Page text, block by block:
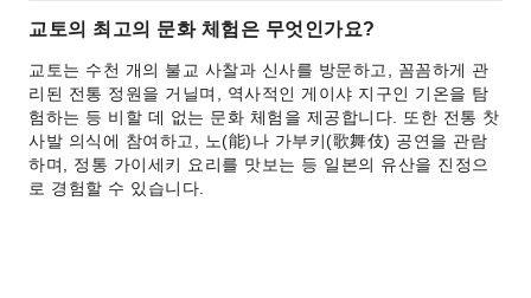
교토의 최고의 문화 체험은 무엇인가요?
교토는 수천 개의 불교 사찰과 신사를 방문하고, 꼼꼼하게 관
리된 전통 정원을 거닐며, 역사적인 게이샤 지구인 기온을 탐
험하는 등 비할 데 없는 문화 체험을 제공합니다. 또한 전통 찻
사발 의식에 참여하고, 노(能)나 가부키(歌舞伎) 공연을 관람
하며, 정통 가이세키 요리를 맛보는 등 일본의 유산을 진정으
로 경험할 수 있습니다.